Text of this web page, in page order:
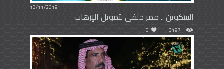
13/11/2019
البيتكوين .. ممر خلفي لتمويل الإرهاب
3197
0